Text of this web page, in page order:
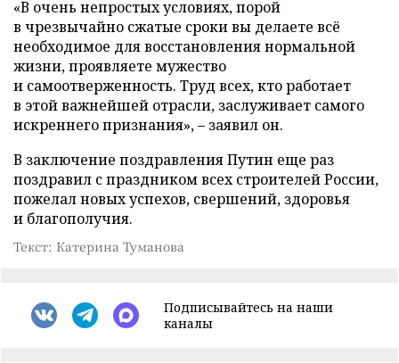
«В очень непростых условиях, порой
в чрезвычайно сжатые сроки вы делаете всё
необходимое для восстановления нормальной
жизни, проявляете мужество
и самоотверженность. Труд всех, кто работает
в этой важнейшей отрасли, заслуживает самого
искреннего признания», – заявил он.
В заключение поздравления Путин еще раз
поздравил с праздником всех строителей России,
пожелал новых успехов, свершений, здоровья
и благополучия.
Текст: Катерина Туманова
Подписывайтесь на наши
каналы